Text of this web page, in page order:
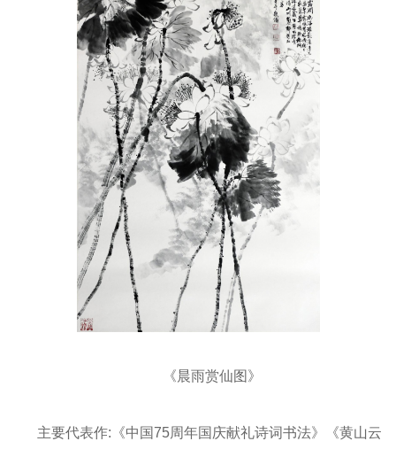
《晨雨赏仙图》
主要代表作:《中国75周年国庆献礼诗词书法》《黄山云